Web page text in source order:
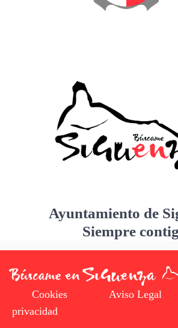
Ayuntamiento de
Siempre
Cookies Aviso Legal
privacidad